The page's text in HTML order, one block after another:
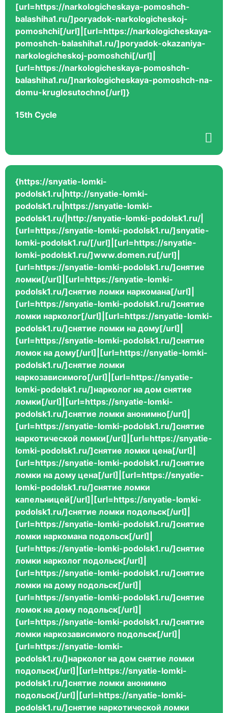
[url=https://narkologicheskaya-pomoshch-
balashiha1.ru/]poryadok-narkologicheskoj-
pomoshchi[/url]|[url=https://narkologicheskaya-
pomoshch-balashiha1.ru/]poryadok-okazaniya-
narkologicheskoj-pomoshchi[/url]|
[url=https://narkologicheskaya-pomoshch-
balashiha1.ru/]narkologicheskaya-pomoshch-na-
domu-kruglosutochno[/url]}
15th Cycle
{https://snyatie-lomki-
podolsk1.ru|http://snyatie-lomki-
podolsk1.ru|https://snyatie-lomki-
podolsk1.ru/|http://snyatie-lomki-podolsk1.ru/|
[url=https://snyatie-lomki-podolsk1.ru/]snyatie-
lomki-podolsk1.ru/[/url]|[url=https://snyatie-
lomki-podolsk1.ru/]www.domen.ru[/url]|
[url=https://snyatie-lomki-podolsk1.ru/]снятие
ломки[/url]|[url=https://snyatie-lomki-
podolsk1.ru/]снятие ломки наркомана[/url]|
[url=https://snyatie-lomki-podolsk1.ru/]снятие
ломки нарколог[/url]|[url=https://snyatie-lomki-
podolsk1.ru/]снятие ломки на дому[/url]|
[url=https://snyatie-lomki-podolsk1.ru/]снятие
ломок на дому[/url]|[url=https://snyatie-lomki-
podolsk1.ru/]снятие ломки
наркозависимого[/url]|[url=https://snyatie-
lomki-podolsk1.ru/]нарколог на дом снятие
ломки[/url]|[url=https://snyatie-lomki-
podolsk1.ru/]снятие ломки анонимно[/url]|
[url=https://snyatie-lomki-podolsk1.ru/]снятие
наркотической ломки[/url]|[url=https://snyatie-
lomki-podolsk1.ru/]снятие ломки цена[/url]|
[url=https://snyatie-lomki-podolsk1.ru/]снятие
ломки на дому цена[/url]|[url=https://snyatie-
lomki-podolsk1.ru/]снятие ломки
капельницей[/url]|[url=https://snyatie-lomki-
podolsk1.ru/]снятие ломки подольск[/url]|
[url=https://snyatie-lomki-podolsk1.ru/]снятие
ломки наркомана подольск[/url]|
[url=https://snyatie-lomki-podolsk1.ru/]снятие
ломки нарколог подольск[/url]|
[url=https://snyatie-lomki-podolsk1.ru/]снятие
ломки на дому подольск[/url]|
[url=https://snyatie-lomki-podolsk1.ru/]снятие
ломок на дому подольск[/url]|
[url=https://snyatie-lomki-podolsk1.ru/]снятие
ломки наркозависимого подольск[/url]|
[url=https://snyatie-lomki-
podolsk1.ru/]нарколог на дом снятие ломки
подольск[/url]|[url=https://snyatie-lomki-
podolsk1.ru/]снятие ломки анонимно
подольск[/url]|[url=https://snyatie-lomki-
podolsk1.ru/]снятие наркотической ломки